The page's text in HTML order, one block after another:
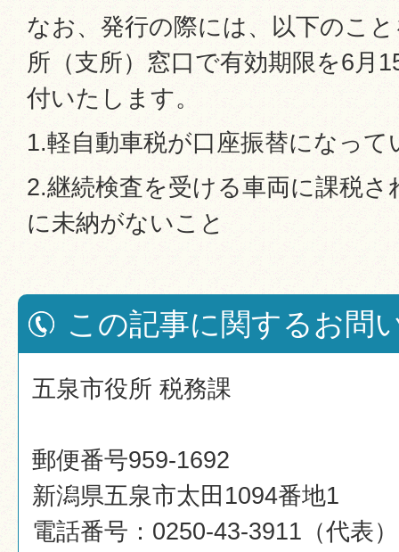
なお、発行の際には、以下のこ
所（支所）窓口で有効期限を6月
付いたします。
1.軽自動車税が口座振替になって
2.継続検査を受ける車両に課税
に未納がないこと
この記事に関するお問
五泉市役所 税務課
郵便番号959-1692
新潟県五泉市太田1094番地1
電話番号：0250-43-3911（代表